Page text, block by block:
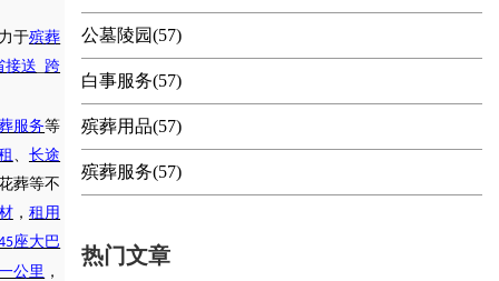
于殡葬
接送 _跨
服务等
长途
葬等不
， 租用
座大巴
公里 ，
公墓陵园(57)
白事服务(57)
殡葬用品(57)
殡葬服务(57)
热门文章